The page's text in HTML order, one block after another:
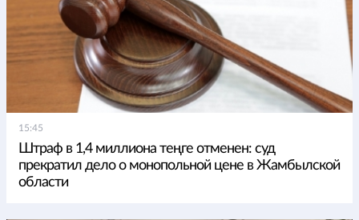
15:45
Штраф в 1,4 миллиона теңге отменен: суд
прекратил дело о монопольной цене в Жамбылской
области